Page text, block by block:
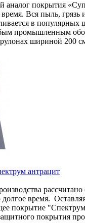
покрытия
Вся пыль, грязь
в
промышленным
шириной 200
антрацит
время.
покрытие
покрытия